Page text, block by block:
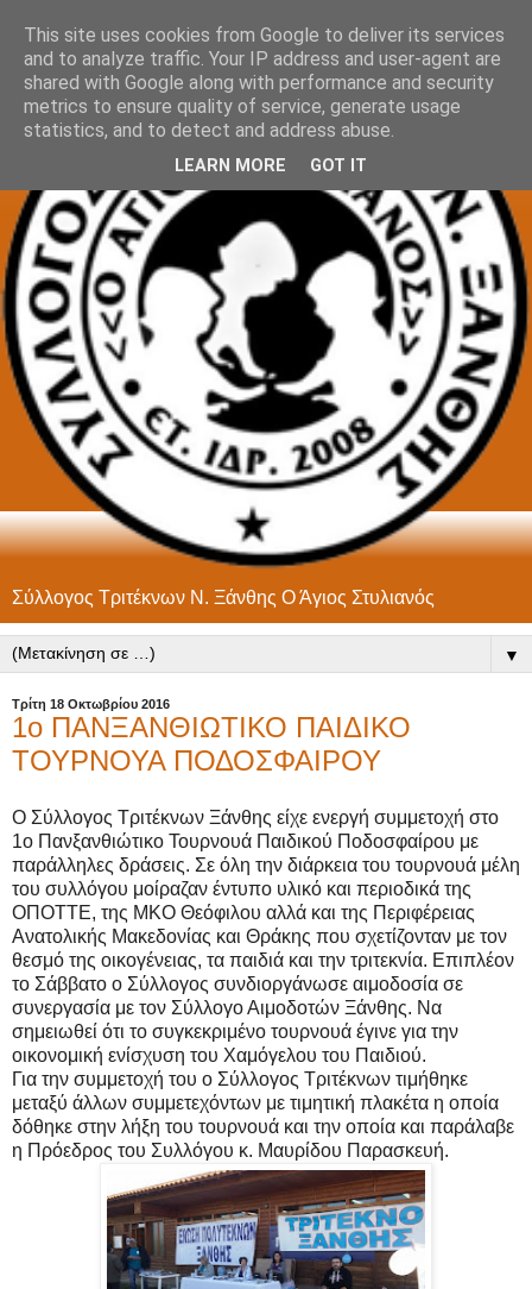
Σύλλογος Τριτέκνων Ν. Ξάνθης Ο Άγιος Στυλιανός
▼
Τρίτη 18 Οκτωβρίου 2016
1ο ΠΑΝΞΑΝΘΙΩΤΙΚΟ ΠΑΙΔΙΚΟ
ΤΟΥΡΝΟΥΑ ΠΟΔΟΣΦΑΙΡΟΥ
Ο Σύλλογος Τριτέκνων Ξάνθης είχε ενεργή συμμετοχή στο
1ο Πανξανθιώτικο Τουρνουά Παιδικού Ποδοσφαίρου με
παράλληλες δράσεις. Σε όλη την διάρκεια του τουρνουά μέλη
του συλλόγου μοίραζαν έντυπο υλικό και περιοδικά της
ΟΠΟΤΤΕ, της ΜΚΟ Θεόφιλου αλλά και της Περιφέρειας
Ανατολικής Μακεδονίας και Θράκης που σχετίζονταν με τον
θεσμό της οικογένειας, τα παιδιά και την τριτεκνία. Επιπλέον
το Σάββατο ο Σύλλογος συνδιοργάνωσε αιμοδοσία σε
συνεργασία με τον Σύλλογο Αιμοδοτών Ξάνθης. Να
σημειωθεί ότι το συγκεκριμένο τουρνουά έγινε για την
οικονομική ενίσχυση του Χαμόγελου του Παιδιού.
Για την συμμετοχή του ο Σύλλογος Τριτέκνων τιμήθηκε
μεταξύ άλλων συμμετεχόντων με τιμητική πλακέτα η οποία
δόθηκε στην λήξη του τουρνουά και την οποία και παράλαβε
η Πρόεδρος του Συλλόγου κ. Μαυρίδου Παρασκευή.
This site uses cookies from Google to deliver its services
and to analyze traffic. Your IP address and user-agent are
shared with Google along with performance and security
metrics to ensure quality of service, generate usage
statistics, and to detect and address abuse.
LEARN MORE GOT IT